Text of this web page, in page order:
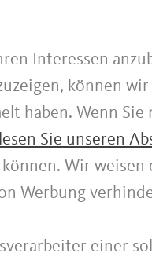
Interessen
können
haben. Wenn
lesen Sie unseren
Wir weisen
Werbung
einer